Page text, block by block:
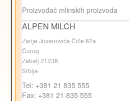
Proizvođač mlinskih proizvoda
ALPEN MILCH
Zarije Jovanovića Čiče 82a
Čurug
Žabalj 21238
Srbija
Tel: +381 21 835 555
Fax: +381 21 835 555